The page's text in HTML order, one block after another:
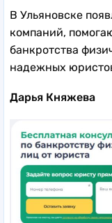
В Ульяновске
компаний,
банкротства
надежных
Дарья Княжева